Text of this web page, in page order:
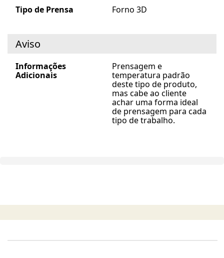
Tipo de Prensa Forno 3D
Aviso
Informações
Adicionais
Prensagem e
temperatura padrão
deste tipo de produto,
mas cabe ao cliente
achar uma forma ideal
de prensagem para cada
tipo de trabalho.